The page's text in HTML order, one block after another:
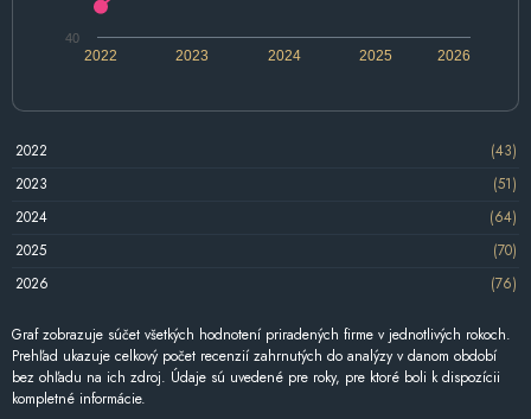
2022 2024 2026
2023 2025
40
2022
(43)
2023
(51)
2024
(64)
2025
(70)
2026
(76)
Graf zobrazuje súčet všetkých hodnotení priradených firme v jednotlivých rokoch.
Prehľad ukazuje celkový počet recenzií zahrnutých do analýzy v danom období
bez ohľadu na ich zdroj. Údaje sú uvedené pre roky, pre ktoré boli k dispozícii
kompletné informácie.